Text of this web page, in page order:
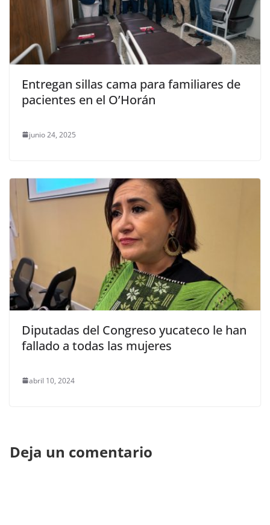
Entregan sillas cama para familiares de
pacientes en el O’Horán
junio 24, 2025
Diputadas del Congreso yucateco le han
fallado a todas las mujeres
abril 10, 2024
Deja un comentario